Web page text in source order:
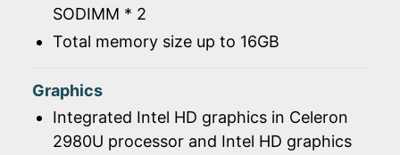
SODIMM * 2
Total memory size up to 16GB
Graphics
Integrated Intel HD graphics in Celeron
2980U processor and Intel HD graphics